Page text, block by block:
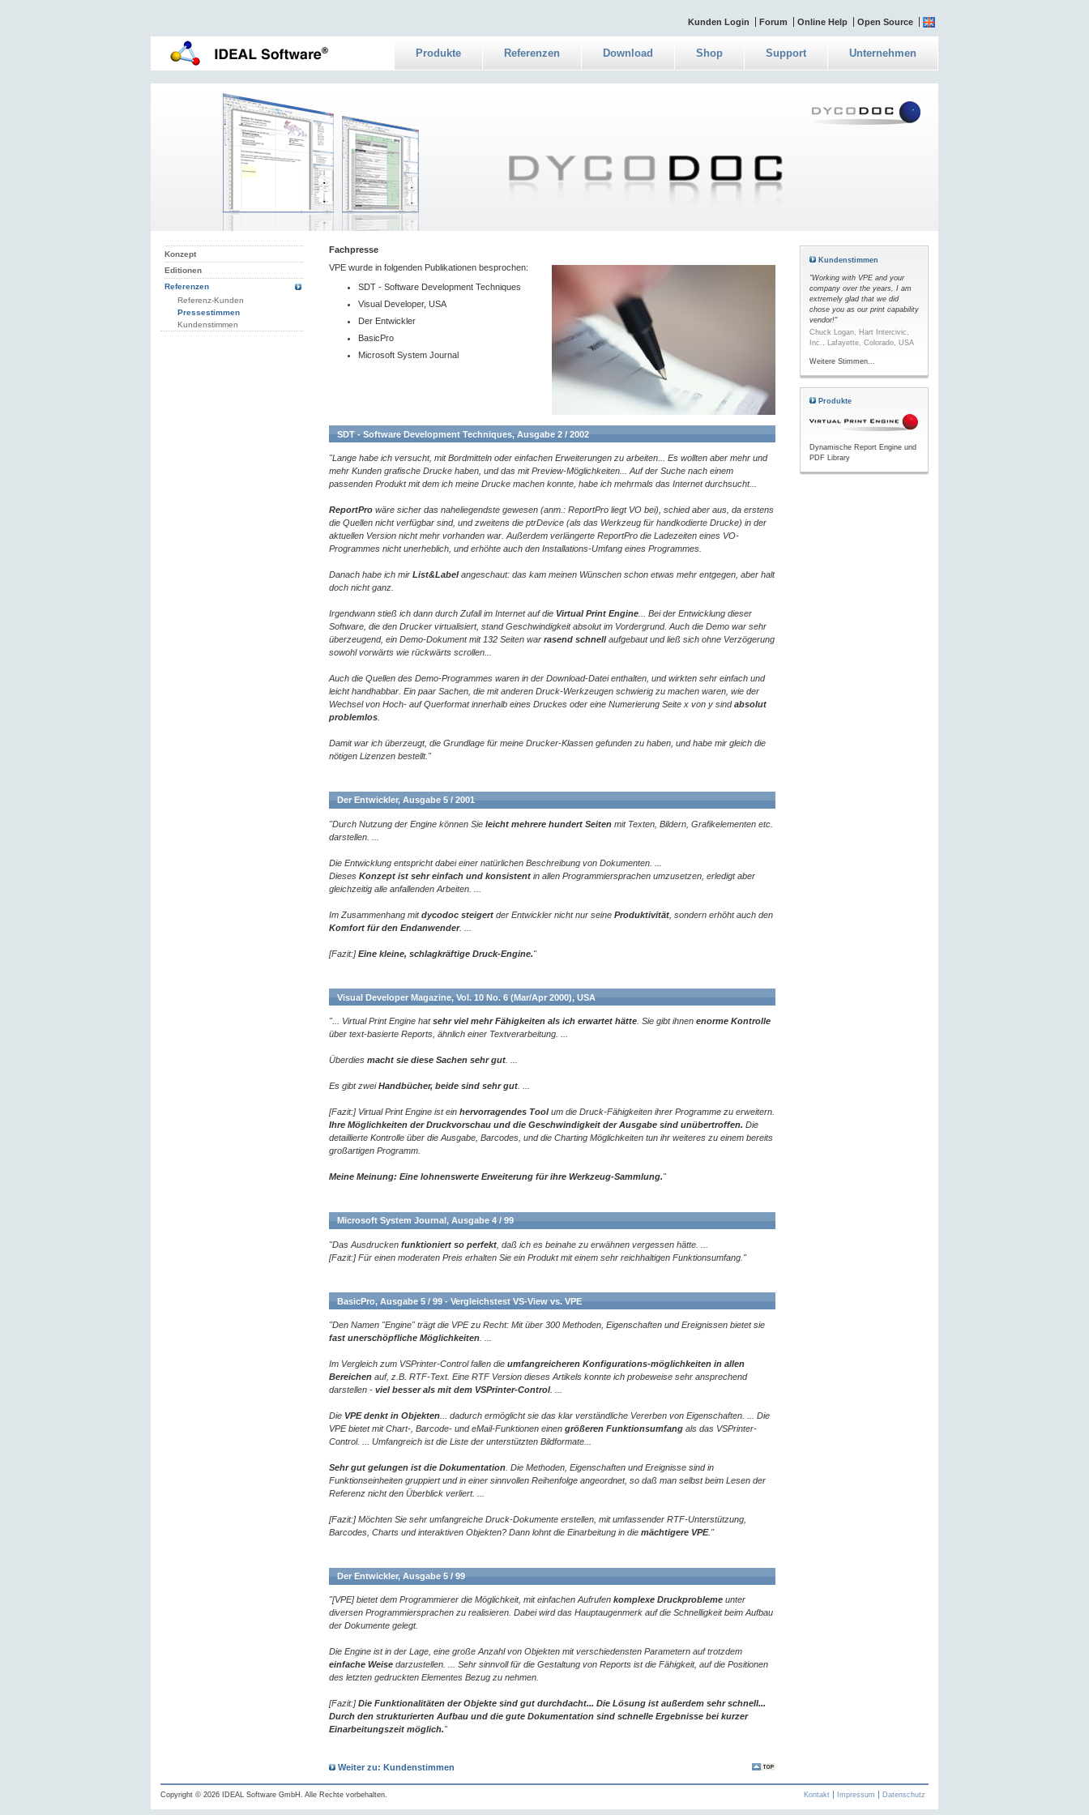
Kunden Login Forum Online Help Open Source
Produkte Referenzen Download Shop Support Unternehmen
Konzept
Editionen
Referenzen
Referenz-Kunden
Pressestimmen
Kundenstimmen
Fachpresse
VPE wurde in folgenden Publikationen besprochen:
SDT - Software Development Techniques
Visual Developer, USA
Der Entwickler
BasicPro
Microsoft System Journal
SDT - Software Development Techniques, Ausgabe 2 / 2002
"Lange habe ich versucht, mit Bordmitteln oder einfachen Erweiterungen zu arbeiten... Es wollten aber mehr und
mehr Kunden grafische Drucke haben, und das mit Preview-Möglichkeiten... Auf der Suche nach einem
passenden Produkt mit dem ich meine Drucke machen konnte, habe ich mehrmals das Internet durchsucht...
ReportPro wäre sicher das naheliegendste gewesen (anm.: ReportPro liegt VO bei), schied aber aus, da erstens
die Quellen nicht verfügbar sind, und zweitens die ptrDevice (als das Werkzeug für handkodierte Drucke) in der
aktuellen Version nicht mehr vorhanden war. Außerdem verlängerte ReportPro die Ladezeiten eines VO-
Programmes nicht unerheblich, und erhöhte auch den Installations-Umfang eines Programmes.
Danach habe ich mir List&Labelangeschaut: das kam meinen Wünschen schon etwas mehr entgegen, aber halt
doch nicht ganz.
Irgendwann stieß ich dann durch Zufall im Internet auf die Virtual Print Engine ... Bei der Entwicklung dieser
Software, die den Drucker virtualisiert, stand Geschwindigkeit absolut im Vordergrund. Auch die Demo war sehr
überzeugend, ein Demo-Dokument mit 132 Seiten war rasend schnellaufgebaut und ließ sich ohne Verzögerung
sowohl vorwärts wie rückwärts scrollen...
Auch die Quellen des Demo-Programmes waren in der Download-Datei enthalten, und wirkten sehr einfach und
leicht handhabbar. Ein paar Sachen, die mit anderen Druck-Werkzeugen schwierig zu machen waren, wie der
Wechsel von Hoch- auf Querformat innerhalb eines Druckes oder eine Numerierung Seite x von y sindabsolut
problemlos
Damit war ich überzeugt, die Grundlage für meine Drucker-Klassen gefunden zu haben, und habe mir gleich die
nötigen Lizenzen bestellt."
Der Entwickler, Ausgabe 5 / 2001
"Durch Nutzung der Engine können Sie leicht mehrere hundert Seiten mit Texten, Bildern, Grafikelementen etc.
darstellen. ...
Die Entwicklung entspricht dabei einer natürlichen Beschreibung von Dokumenten. ...
Dieses Konzept ist sehr einfach und konsistent in allen Programmiersprachen umzusetzen, erledigt aber
gleichzeitig alle anfallenden Arbeiten. ...
Im Zusammenhang mitdycodoc steigert der Entwickler nicht nur seine Produktivität , sondern erhöht auch den
Komfort für den Endanwender. ...
[Fazit:]Eine kleine, schlagkräftige Druck-Engine."
Visual Developer Magazine, Vol. 10 No. 6 (Mar/Apr 2000), USA
"... Virtual Print Engine hatsehr viel mehr Fähigkeiten als ich erwartet hätte . Sie gibt ihnen enorme Kontrolle
über text-basierte Reports, ähnlich einer Textverarbeitung. ...
Überdies macht sie diese Sachen sehr gut
Es gibt zweiHandbücher, beide sind sehr gut
[Fazit:] Virtual Print Engine ist ein hervorragendes Toolum die Druck-Fähigkeiten ihrer Programme zu erweitern.
Ihre Möglichkeiten der Druckvorschau und die Geschwindigkeit der Ausgabe sind unübertroffen. Die
detaillierte Kontrolle über die Ausgabe, Barcodes, und die Charting Möglichkeiten tun ihr weiteres zu einem bereits
großartigen Programm.
Meine Meinung: Eine lohnenswerte Erweiterung für ihre Werkzeug-Sammlung."
Microsoft System Journal, Ausgabe 4 / 99
"Das Ausdrucken funktioniert so perfekt , daß ich es beinahe zu erwähnen vergessen hätte. ...
[Fazit:] Für einen moderaten Preis erhalten Sie ein Produkt mit einem sehr reichhaltigen Funktionsumfang."
BasicPro, Ausgabe 5 / 99 - Vergleichstest VS-View vs. VPE
"Den Namen "Engine" trägt die VPE zu Recht: Mit über 300 Methoden, Eigenschaften und Ereignissen bietet sie
fast unerschöpfliche Möglichkeiten
Im Vergleich zum VSPrinter-Control fallen die umfangreicheren Konfigurations-möglichkeiten in allen
Bereichen auf, z.B. RTF-Text. Eine RTF Version dieses Artikels konnte ich probeweise sehr ansprechend
darstellen - viel besser als mit dem VSPrinter-Control. ...
Die VPE denkt in Objekten ... dadurch ermöglicht sie das klar verständliche Vererben von Eigenschaften. ... Die
VPE bietet mit Chart-, Barcode- und eMail-Funktionen einen größeren Funktionsumfang als das VSPrinter-
Control. ... Umfangreich ist die Liste der unterstützten Bildformate...
Sehr gut gelungen ist die Dokumentation . Die Methoden, Eigenschaften und Ereignisse sind in
Funktionseinheiten gruppiert und in einer sinnvollen Reihenfolge angeordnet, so daß man selbst beim Lesen der
Referenz nicht den Überblick verliert. ...
[Fazit:] Möchten Sie sehr umfangreiche Druck-Dokumente erstellen, mit umfassender RTF-Unterstützung,
Barcodes, Charts und interaktiven Objekten? Dann lohnt die Einarbeitung in die mächtigere VPE."
Der Entwickler, Ausgabe 5 / 99
"[VPE] bietet dem Programmierer die Möglichkeit, mit einfachen Aufrufen komplexe Druckprobleme unter
diversen Programmiersprachen zu realisieren. Dabei wird das Hauptaugenmerk auf die Schnelligkeit beim Aufbau
der Dokumente gelegt.
Die Engine ist in der Lage, eine große Anzahl von Objekten mit verschiedensten Parametern auf trotzdem
einfache Weise darzustellen. ... Sehr sinnvoll für die Gestaltung von Reports ist die Fähigkeit, auf die Positionen
des letzten gedruckten Elementes Bezug zu nehmen.
[Fazit:]Die Funktionalitäten der Objekte sind gut durchdacht... Die Lösung ist außerdem sehr schnell...
Durch den strukturierten Aufbau und die gute Dokumentation sind schnelle Ergebnisse bei kurzer
Einarbeitungszeit möglich."
Weiter zu: Kundenstimmen
Kundenstimmen
"Working with VPE and your
company over the years, I am
extremely glad that we did
chose you as our print capability
vendor!"
Chuck Logan, Hart Intercivic,
Inc., Lafayette, Colorado, USA
Weitere Stimmen...
Produkte
Dynamische Report Engine und
PDF Library
Copyright © 2026 IDEAL Software GmbH. Alle Rechte vorbehalten. Kontakt Impressum Datenschutz